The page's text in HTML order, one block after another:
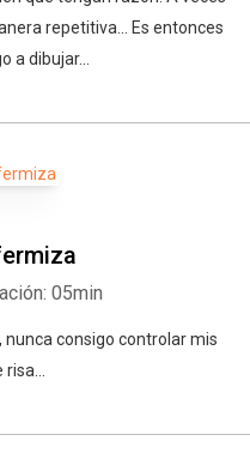
repetitiva... Es entonces
a dibujar...
05min
nunca consigo controlar mis